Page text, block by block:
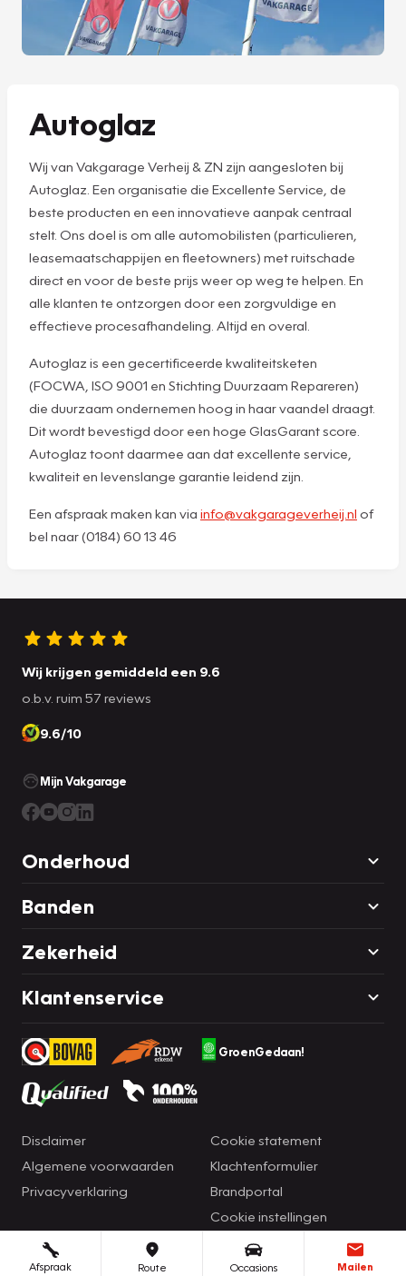
Autoglaz
Wij van Vakgarage Verheij & ZN zijn aangesloten bij
Autoglaz. Een organisatie die Excellente Service, de
beste producten en een innovatieve aanpak centraal
stelt. Ons doel is om alle automobilisten (particulieren,
leasemaatschappijen en fleetowners) met ruitschade
direct en voor de beste prijs weer op weg te helpen. En
alle klanten te ontzorgen door een zorgvuldige en
effectieve procesafhandeling. Altijd en overal.
Autoglaz is een gecertificeerde kwaliteitsketen
(FOCWA, ISO 9001 en Stichting Duurzaam Repareren)
die duurzaam ondernemen hoog in haar vaandel draagt.
Dit wordt bevestigd door een hoge GlasGarant score.
Autoglaz toont daarmee aan dat excellente service,
kwaliteit en levenslange garantie leidend zijn.
Een afspraak maken kan via info@vakgarageverheij.nl of
bel naar (0184) 60 13 46
Afspraak Route Occasions Mailen
Wij krijgen gemiddeld een 9.6
o.b.v. ruim 57 reviews
9.6/10
Mijn Vakgarage
Onderhoud
Banden
Zekerheid
Klantenservice
GroenGedaan!
Disclaimer
Algemene voorwaarden
Privacyverklaring
Cookie statement
Klachtenformulier
Brandportal
Cookie instellingen